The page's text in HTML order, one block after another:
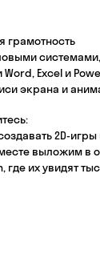
грамотность
системами,
Excel и
экрана и
2D-игры
выложим в
их увидят